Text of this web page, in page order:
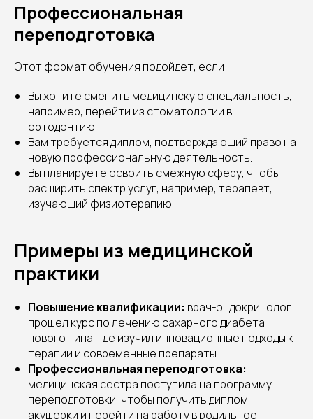
Профессиональная
переподготовка
Этот формат обучения подойдет, если:
Вы хотите сменить медицинскую специальность,
например, перейти из стоматологии в
ортодонтию.
Вам требуется диплом, подтверждающий право на
новую профессиональную деятельность.
Вы планируете освоить смежную сферу, чтобы
расширить спектр услуг, например, терапевт,
изучающий физиотерапию.
Примеры из медицинской
практики
Повышение квалификации: врач-эндокринолог
прошел курс по лечению сахарного диабета
нового типа, где изучил инновационные подходы к
терапии и современные препараты.
Профессиональная переподготовка:
медицинская сестра поступила на программу
переподготовки, чтобы получить диплом
акушерки и перейти на работу в родильное